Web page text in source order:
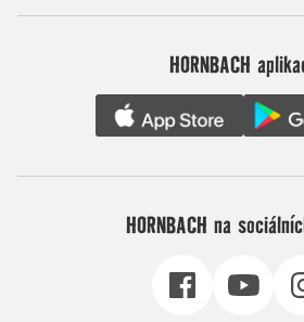
HORNBACH
HORNBACH na